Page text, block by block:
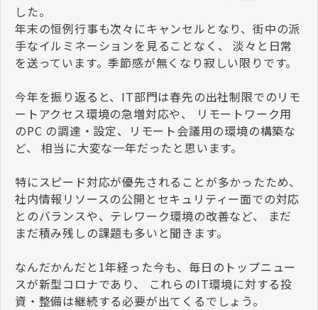
した。
年末の恒例行事も次々にキャンセルとなり、街中の派
手なイルミネーションを見ることなく、 淡々と日常
を送っています。季節感が無くなり寂しい限りです。
今年を振り返ると、IT部門は春先の出社制限でのリモ
ートアクセス環境の急増対応や、 リモートワーク用
のPC の調達・設定、リモート会議用の環境の構築な
ど、 相当に大変な一年だったと思います。
特にスピード対応が優先されることが多かったため、
社内情報リソースの公開とセキュリティー面での対応
とのバランスや、テレワーク環境の改善など、 まだ
まだ積み残しの課題も多いと聞きます。
なんだかんだと1年経った今も、毎日のトップニュー
スが新型コロナであり、 これらのIT環境に対する投
資・整備は継続する必要が出てくるでしょう。